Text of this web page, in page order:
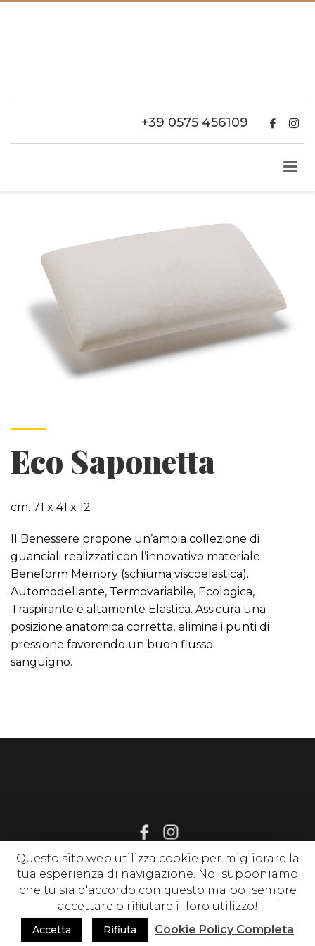
+39 0575 456109
Eco Saponetta
cm. 71 x 41 x 12
Il Benessere propone un’ampia collezione di
guanciali realizzati con l’innovativo materiale
Beneform Memory (schiuma viscoelastica).
Automodellante, Termovariabile, Ecologica,
Traspirante e altamente Elastica. Assicura una
posizione anatomica corretta, elimina i punti di
pressione favorendo un buon flusso
sanguigno.
© 2020 www.sognirelax.it , P. Iva 02214650513 | Privacy Policy
Cookie Policy
| tutti i diritti riservati
Questo sito web utilizza cookie per migliorare la
tua esperienza di navigazione. Noi supponiamo
che tu sia d'accordo con questo ma poi sempre
accettare o rifiutare il loro utilizzo!
Accetta Rifiuta Cookie Policy Completa